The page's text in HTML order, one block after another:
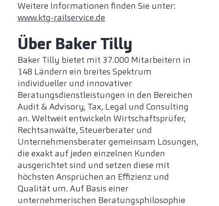
Weitere Informationen finden Sie unter:
www.ktg-railservice.de
Über Baker Tilly
Baker Tilly bietet mit 37.000 Mitarbeitern in
148 Ländern ein breites Spektrum
individueller und innovativer
Beratungsdienstleistungen in den Bereichen
Audit & Advisory, Tax, Legal und Consulting
an. Weltweit entwickeln Wirtschaftsprüfer,
Rechtsanwälte, Steuerberater und
Unternehmensberater gemeinsam Lösungen,
die exakt auf jeden einzelnen Kunden
ausgerichtet sind und setzen diese mit
höchsten Ansprüchen an Effizienz und
Qualität um. Auf Basis einer
unternehmerischen Beratungsphilosophie